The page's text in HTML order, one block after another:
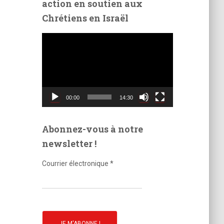
é
o
action en soutien aux
Chrétiens en Israël
é
o
00:00 14:30
Abonnez-vous à notre
newsletter !
Courrier électronique *